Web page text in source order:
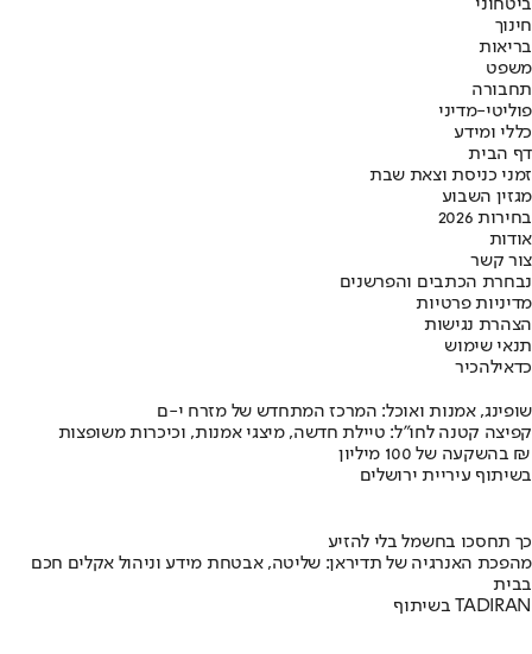
ביטחוני
חינוך
בריאות
משפט
תחבורה
פוליטי-מדיני
כללי ומידע
דף הבית
זמני כניסת וצאת שבת
מגזין השבוע
בחירות 2026
אודות
צור קשר
נבחרת הכתבים והפרשנים
מדיניות פרטיות
הצהרת נגישות
תנאי שימוש
כדאילהכיר
שופינג, אמנות ואוכל: המרכז המתחדש של מזרח י-ם
קפיצה קטנה לחו"ל: טיילת חדשה, מיצגי אמנות, וכיכרות משופצות
בהשקעה של 100 מיליון ₪
בשיתוף עיריית ירושלים
כך תחסכו בחשמל בלי להזיע
מהפכת האנרגיה של תדיראן: שליטה, אבטחת מידע וניהול אקלים חכם
בבית
בשיתוף TADIRAN